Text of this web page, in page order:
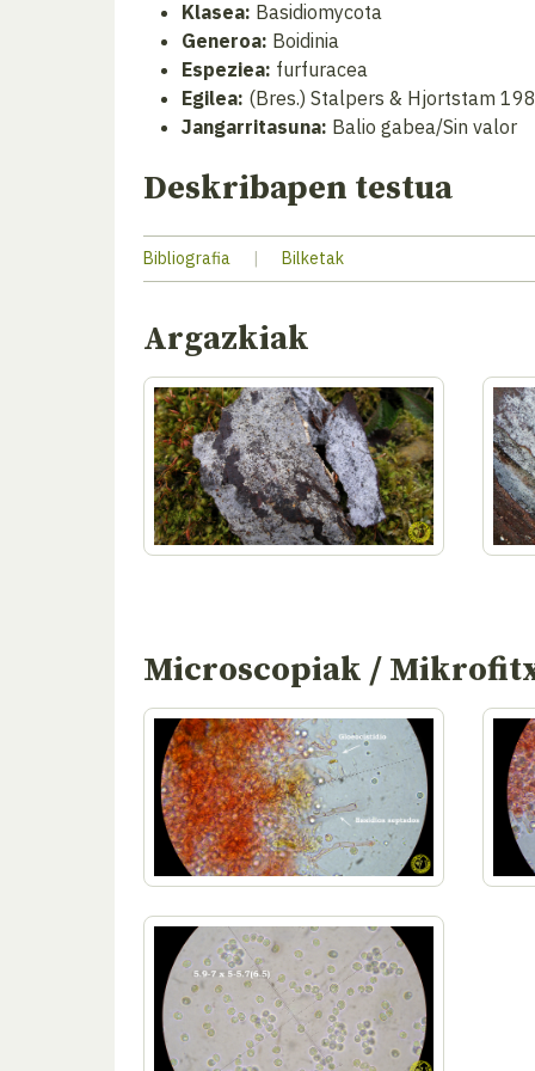
Klasea: Basidiomycota
Generoa: Boidinia
Espeziea: furfuracea
Egilea: (Bres.) Stalpers & Hjortstam
Jangarritasuna: Balio gabea/Sin valor
Deskribapen testua
Bibliografia | Bilketak
Argazkiak
Microscopiak /